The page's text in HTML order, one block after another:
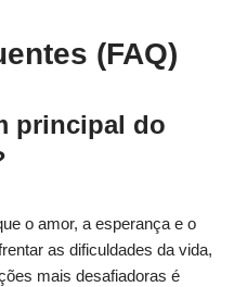
(FAQ)
principal do
o amor, a esperança e o
as dificuldades da vida,
mais desafiadoras é